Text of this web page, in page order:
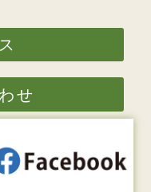
せ